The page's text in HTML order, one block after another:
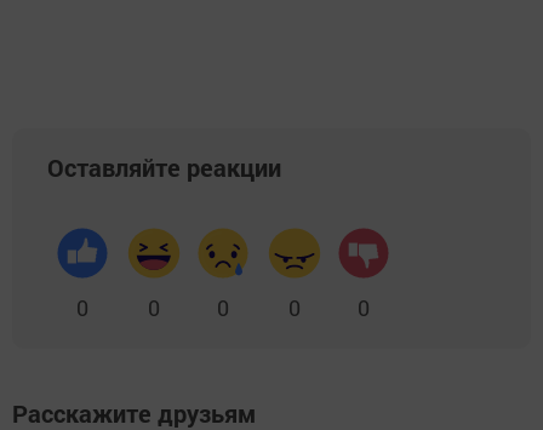
Оставляйте реакции
0 0 0 0 0
Расскажите друзьям